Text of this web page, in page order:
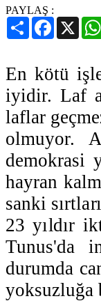
PAYLAŞ :
PaylaşFacebook
X
En kötü
iyidir. Laf
laflar
olmuyor.
demokrasi
hayran
sanki
23 yıldır
Tunus'da
durumda
yoksuzluğa